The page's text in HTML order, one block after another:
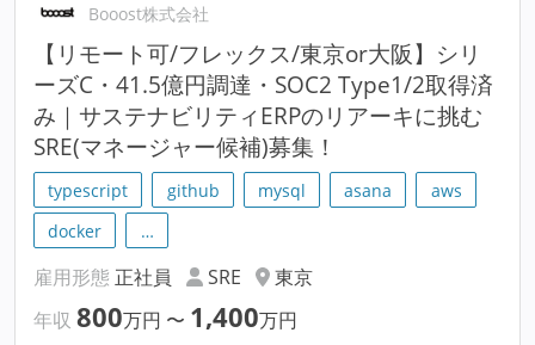
Booost株式会社
【リモート可/フレックス/東京or大阪】シリ
ーズC・41.5億円調達・SOC2 Type1/2取得済
み｜サステナビリティERPのリアーキに挑む
SRE(マネージャー候補)募集！
typescript github mysql asana
aws
docker
…
雇用形態 正社員 SRE
東京
年収 800万円 〜 1,400万円